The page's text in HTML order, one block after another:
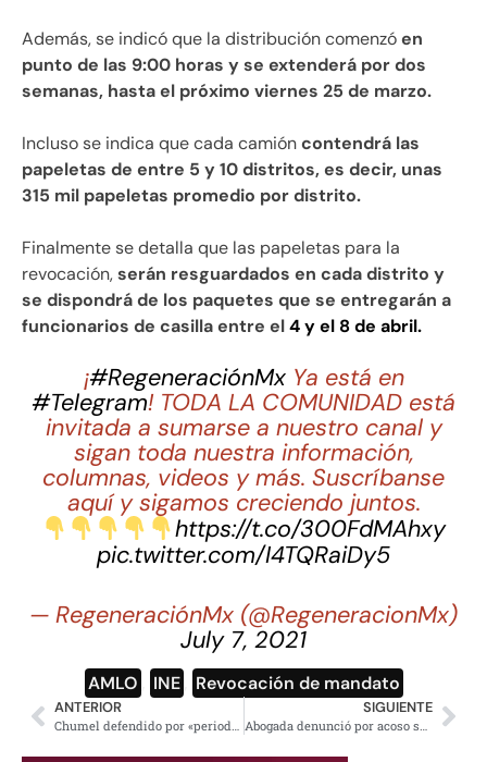
Además, se indicó que la distribución comenzóen
punto de las 9:00 horas y se extenderá por dos
semanas, hasta el próximo viernes 25 de marzo.
Incluso se indica que cada camióncontendrá las
papeletas de entre 5 y 10 distritos, es decir, unas
315 mil papeletas promedio por distrito.
Finalmente se detalla que las papeletas para la
revocación,serán resguardados en cada distrito y
se dispondrá de los paquetes que se entregarán a
funcionarios de casilla entre el4 y el 8 de abril.
¡#RegeneraciónMxYa está en
#Telegram! TODA LA COMUNIDAD está
invitada a sumarse a nuestro canal y
sigan toda nuestra información,
columnas, videos y más. Suscríbanse
aquí y sigamos creciendo juntos.
https://t.co/300FdMAhxy
pic.twitter.com/I4TQRaiDy5
— RegeneraciónMx (@RegeneracionMx)
July 7, 2021
AMLO INE Revocación de mandato
ANTERIOR
Chumel defendido por «periodistas», tiene derecho a agredir mujeres, dicen
SIGUIENTE
Abogada denunció por acoso sexual a magistrado de CDMX